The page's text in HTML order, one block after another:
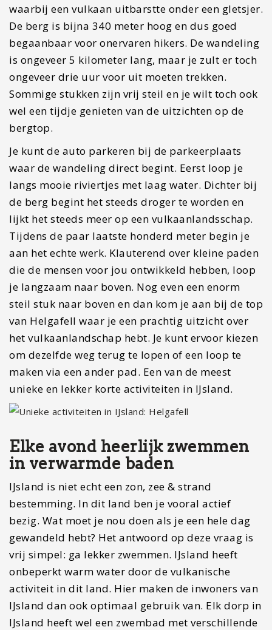
waarbij een vulkaan uitbarstte onder een gletsjer.
De berg is bijna 340 meter hoog en dus goed
begaanbaar voor onervaren hikers. De wandeling
is ongeveer 5 kilometer lang, maar je zult er toch
ongeveer drie uur voor uit moeten trekken.
Sommige stukken zijn vrij steil en je wilt toch ook
wel een tijdje genieten van de uitzichten op de
bergtop.
Je kunt de auto parkeren bij de parkeerplaats
waar de wandeling direct begint. Eerst loop je
langs mooie riviertjes met laag water. Dichter bij
de berg begint het steeds droger te worden en
lijkt het steeds meer op een vulkaanlandsschap.
Tijdens de paar laatste honderd meter begin je
aan het echte werk. Klauterend over kleine paden
die de mensen voor jou ontwikkeld hebben, loop
je langzaam naar boven. Nog even een enorm
steil stuk naar boven en dan kom je aan bij de top
van Helgafell waar je een prachtig uitzicht over
het vulkaanlandschap hebt. Je kunt ervoor kiezen
om dezelfde weg terug te lopen of een loop te
maken via een ander pad. Een van de meest
unieke en lekker korte activiteiten in IJsland.
Elke avond heerlijk zwemmen
in verwarmde baden
IJsland is niet echt een zon, zee & strand
bestemming. In dit land ben je vooral actief
bezig. Wat moet je nou doen als je een hele dag
gewandeld hebt? Het antwoord op deze vraag is
vrij simpel: ga lekker zwemmen. IJsland heeft
onbeperkt warm water door de vulkanische
activiteit in dit land. Hier maken de inwoners van
IJsland dan ook optimaal gebruik van. Elk dorp in
IJsland heeft wel een zwembad met verschillende